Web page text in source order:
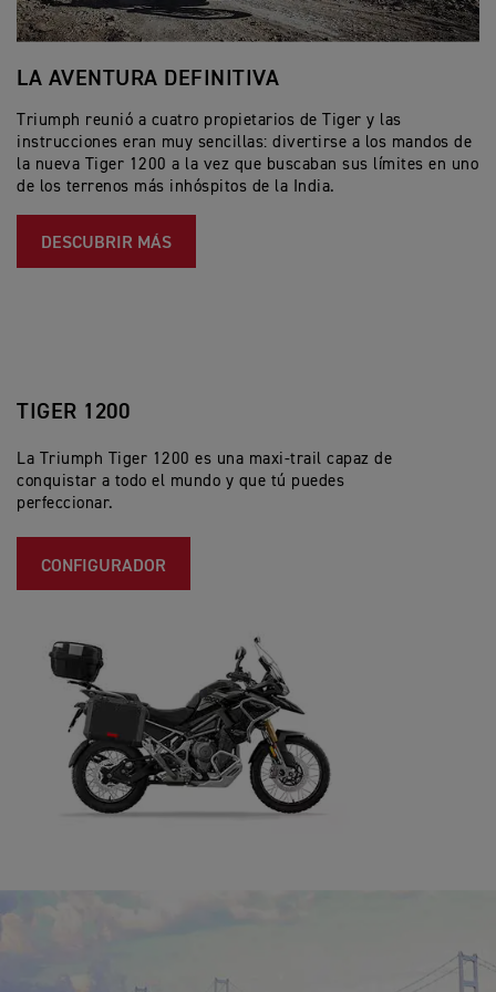
LA AVENTURA DEFINITIVA
Triumph reunió a cuatro propietarios de Tiger y las
instrucciones eran muy sencillas: divertirse a los mandos de
la nueva Tiger 1200 a la vez que buscaban sus límites en uno
de los terrenos más inhóspitos de la India.
DESCUBRIR MÁS
TIGER 1200
La Triumph Tiger 1200 es una maxi-trail capaz de
conquistar a todo el mundo y que tú puedes
perfeccionar.
CONFIGURADOR